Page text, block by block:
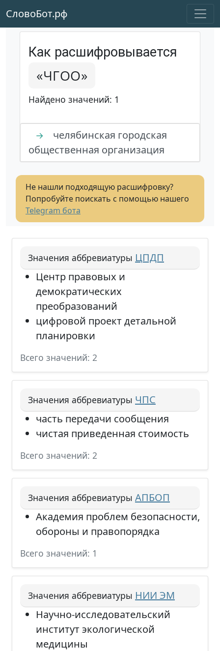
СловоБот.рф
Как расшифровывается
«ЧГОО»
Найдено значений: 1
→
челябинская городская
общественная организация
Не нашли подходящую расшифровку?
Попробуйте поискать с помощью нашего
Telegram бота
Значения аббревиатуры ЦПДП
Центр правовых и
демократических
преобразований
цифровой проект детальной
планировки
Всего значений: 2
Значения аббревиатуры ЧПС
часть передачи сообщения
чистая приведенная стоимость
Всего значений: 2
Значения аббревиатуры АПБОП
Академия проблем безопасности,
обороны и правопорядка
Всего значений: 1
Значения аббревиатуры НИИ ЭМ
Научно-исследовательский
институт экологической
медицины